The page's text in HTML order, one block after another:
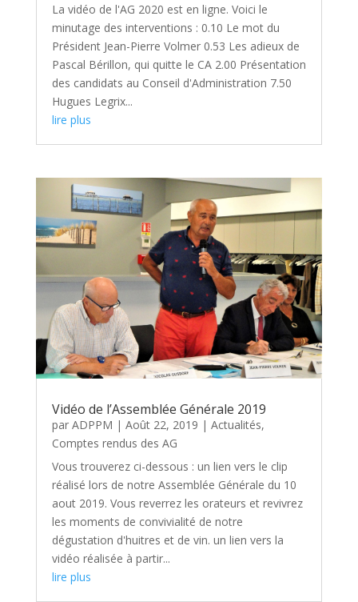
La vidéo de l'AG 2020 est en ligne. Voici le
minutage des interventions : 0.10 Le mot du
Président Jean-Pierre Volmer 0.53 Les adieux de
Pascal Bérillon, qui quitte le CA 2.00 Présentation
des candidats au Conseil d'Administration 7.50
Hugues Legrix...
lire plus
Vidéo de l’Assemblée Générale 2019
par ADPPM | Août 22, 2019 | Actualités,
Comptes rendus des AG
Vous trouverez ci-dessous : un lien vers le clip
réalisé lors de notre Assemblée Générale du 10
aout 2019. Vous reverrez les orateurs et revivrez
les moments de convivialité de notre
dégustation d'huitres et de vin. un lien vers la
vidéo réalisée à partir...
lire plus